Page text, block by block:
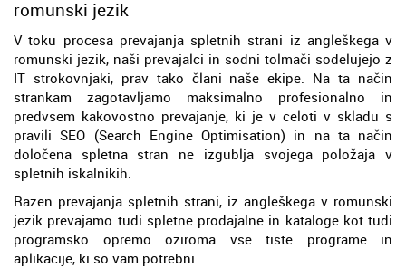
romunski jezik
V toku procesa prevajanja spletnih strani iz angleškega v
romunski jezik, naši prevajalci in sodni tolmači sodelujejo z
IT strokovnjaki, prav tako člani naše ekipe. Na ta način
strankam zagotavljamo maksimalno profesionalno in
predvsem kakovostno prevajanje, ki je v celoti v skladu s
pravili SEO (Search Engine Optimisation) in na ta način
določena spletna stran ne izgublja svojega položaja v
spletnih iskalnikih.
Razen prevajanja spletnih strani, iz angleškega v romunski
jezik prevajamo tudi spletne prodajalne in kataloge kot tudi
programsko opremo oziroma vse tiste programe in
aplikacije, ki so vam potrebni.